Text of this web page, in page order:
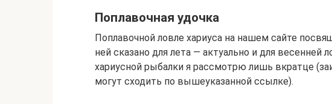
Поплавочная удочка
Поплавочной ловле хариуса на нашем сайте
ней сказано для лета — актуально и для весенней
хариусной рыбалки я рассмотрю лишь вкратце
могут сходить по вышеуказанной ссылке).